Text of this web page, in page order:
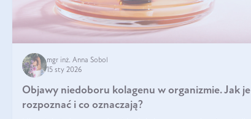
mgr inż. Anna Sobol
15 sty 2026
Objawy niedoboru kolagenu w organizmie. Jak je
rozpoznać i co oznaczają?